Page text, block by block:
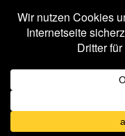
Impressum